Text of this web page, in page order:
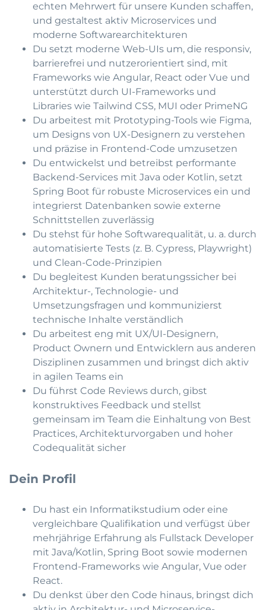
echten Mehrwert für unsere Kunden schaffen,
und gestaltest aktiv Microservices und
moderne Softwarearchitekturen
Du setzt moderne Web-UIs um, die responsiv,
barrierefrei und nutzerorientiert sind, mit
Frameworks wie Angular, React oder Vue und
unterstützt durch UI-Frameworks und
Libraries wie Tailwind CSS, MUI oder PrimeNG
Du arbeitest mit Prototyping-Tools wie Figma,
um Designs von UX-Designern zu verstehen
und präzise in Frontend-Code umzusetzen
Du entwickelst und betreibst performante
Backend-Services mit Java oder Kotlin, setzt
Spring Boot für robuste Microservices ein und
integrierst Datenbanken sowie externe
Schnittstellen zuverlässig
Du stehst für hohe Softwarequalität, u. a. durch
automatisierte Tests (z. B. Cypress, Playwright)
und Clean-Code-Prinzipien
Du begleitest Kunden beratungssicher bei
Architektur-, Technologie- und
Umsetzungsfragen und kommunizierst
technische Inhalte verständlich
Du arbeitest eng mit UX/UI-Designern,
Product Ownern und Entwicklern aus anderen
Disziplinen zusammen und bringst dich aktiv
in agilen Teams ein
Du führst Code Reviews durch, gibst
konstruktives Feedback und stellst
gemeinsam im Team die Einhaltung von Best
Practices, Architekturvorgaben und hoher
Codequalität sicher
Dein Profil
Du hast ein Informatikstudium oder eine
vergleichbare Qualifikation und verfügst über
mehrjährige Erfahrung als Fullstack Developer
mit Java/Kotlin, Spring Boot sowie modernen
Frontend-Frameworks wie Angular, Vue oder
React.
Du denkst über den Code hinaus, bringst dich